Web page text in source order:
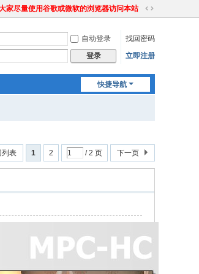
家尽量使用谷歌或微软的浏览器访问本站
切
到
宽
自动登录
找回密码
登录 立即注册
快捷导航
1 2 / 2 页 下一页
列表